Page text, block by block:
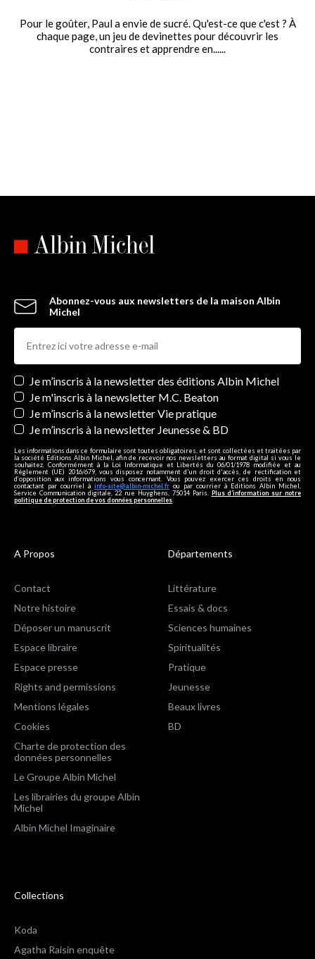
Pour le goûter, Paul a envie de sucré. Qu'est-ce que c'est ? À
chaque page, un jeu de devinettes pour découvrir les
contraires et apprendre en......
Abonnez-vous aux newsletters de la maison Albin
Michel
Newsletters
Je m’inscris à la newsletter des éditions Albin Michel
Je m'inscris à la newsletter M.C. Beaton
Je m’inscris à la newsletter Vie pratique
Je m’inscris à la newsletter Jeunesse & BD
Les informations dans ce formulaire sont toutes obligatoires, et sont collectées et traitées par
la société Editions Albin Michel, afin de recevoir nos newsletters au format digital si vous le
souhaitez. Conformément à la Loi Informatique et Libertés du 06/01/1978 modifiée et au
Règlement (UE) 2016/679, vous disposez notamment d'un droit d'accès, de rectification et
d’opposition aux informations vous concernant. Vous pouvez exercer ces droits en nous
contactant par courriel à info-site@albin-michel.fr ou par courrier à Editions Albin Michel,
Service Communication digitale, 22 rue Huyghens, 75014 Paris. Plus d’information sur notre
politique de protection de vos données personnelles
A Propos
Contact
Notre histoire
Déposer un manuscrit
Espace libraire
Espace presse
Rights and permissions
Mentions légales
Cookies
Charte de protection des
données personnelles
Le Groupe Albin Michel
Les librairies du groupe Albin
Michel
Albin Michel Imaginaire
Départements
Littérature
Essais & docs
Sciences humaines
Spiritualités
Pratique
Jeunesse
Beaux livres
BD
Collections
Koda
Agatha Raisin enquête